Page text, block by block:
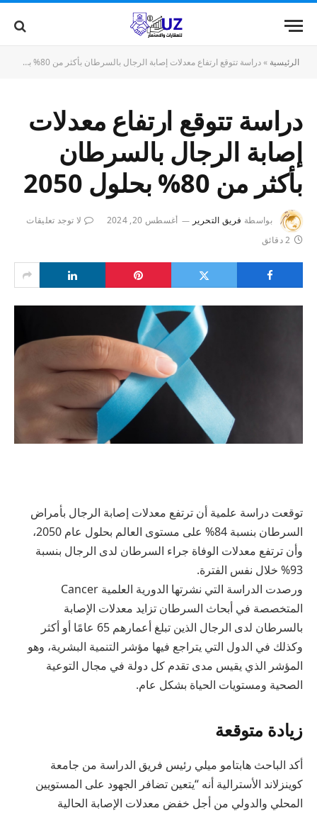
الرئيسية »دراسة تتوقع ارتفاع معدلات إصابة الرجال بالسرطان بأكثر من 80% بحلول 2050
دراسة تتوقع ارتفاع معدلات
إصابة الرجال بالسرطان
بأكثر من 80% بحلول 2050
بواسطة فريق التحرير أغسطس 20, 2024
لا توجد تعليقات
2 دقائق
توقعت دراسة علمية أن ترتفع معدلات إصابة الرجال بأمراض
السرطان بنسبة 84% على مستوى العالم بحلول عام 2050،
وأن ترتفع معدلات الوفاة جراء السرطان لدى الرجال بنسبة
93% خلال نفس الفترة.
ورصدت الدراسة التي نشرتها الدورية العلمية Cancer
المتخصصة في أبحاث السرطان تزايد معدلات الإصابة
بالسرطان لدى الرجال الذين تبلغ أعمارهم 65 عامًا أو أكثر
وكذلك في الدول التي يتراجع فيها مؤشر التنمية البشرية، وهو
المؤشر الذي يقيس مدى تقدم كل دولة في مجال التوعية
الصحية ومستويات الحياة بشكل عام.
زيادة متوقعة
أكد الباحث هابتامو ميلي رئيس فريق الدراسة من جامعة
كوينزلاند الأسترالية أنه “يتعين تضافر الجهود على المستويين
المحلي والدولي من أجل خفض معدلات الإصابة الحالية